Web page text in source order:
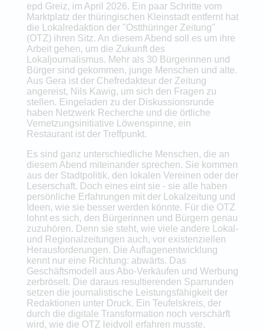
epd Greiz, im April 2026. Ein paar Schritte vom
Marktplatz der thüringischen Kleinstadt entfernt hat
die Lokalredaktion der "Ostthüringer Zeitung"
(OTZ) ihren Sitz. An diesem Abend soll es um ihre
Arbeit gehen, um die Zukunft des
Lokaljournalismus. Mehr als 30 Bürgerinnen und
Bürger sind gekommen, junge Menschen und alte.
Aus Gera ist der Chefredakteur der Zeitung
angereist, Nils Kawig, um sich den Fragen zu
stellen. Eingeladen zu der Diskussionsrunde
haben Netzwerk Recherche und die örtliche
Vernetzungsinitiative Löwenspinne, ein
Restaurant ist der Treffpunkt.
Es sind ganz unterschiedliche Menschen, die an
diesem Abend miteinander sprechen. Sie kommen
aus der Stadtpolitik, den lokalen Vereinen oder der
Leserschaft. Doch eines eint sie - sie alle haben
persönliche Erfahrungen mit der Lokalzeitung und
Ideen, wie sie besser werden könnte. Für die OTZ
lohnt es sich, den Bürgerinnen und Bürgern genau
zuzuhören. Denn sie steht, wie viele andere Lokal-
und Regionalzeitungen auch, vor existenziellen
Herausforderungen. Die Auflagenentwicklung
kennt nur eine Richtung: abwärts. Das
Geschäftsmodell aus Abo-Verkäufen und Werbung
zerbröselt. Die daraus resultierenden Sparrunden
setzen die journalistische Leistungsfähigkeit der
Redaktionen unter Druck. Ein Teufelskreis, der
durch die digitale Transformation noch verschärft
wird, wie die OTZ leidvoll erfahren musste.